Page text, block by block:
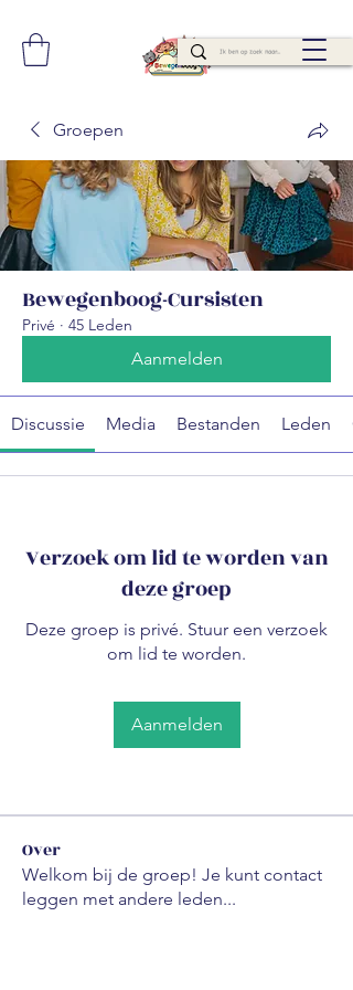
Groepen
Bewegenboog-Cursisten
Privé · 45 Leden
Aanmelden
Discussie Media Bestanden Leden
Verzoek om lid te worden van
deze groep
Deze groep is privé. Stuur een verzoek
om lid te worden.
Aanmelden
Over
Welkom bij de groep! Je kunt contact
leggen met andere leden...